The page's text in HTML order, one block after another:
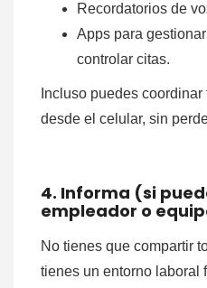
Recordatorios de
Apps para
controlar citas.
Incluso puedes
desde el celular, sin
4. Informa (si
empleador o
No tienes que compartir
tienes un entorno laboral